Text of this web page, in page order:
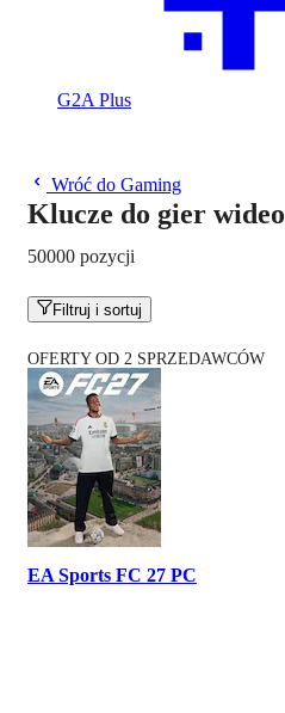
G2A Plus
Wróć do Gaming
Klucze do gier wideo
50000 pozycji
Filtruj i sortuj
OFERTY OD 2 SPRZEDAWCÓW
EA Sports FC 27 PC